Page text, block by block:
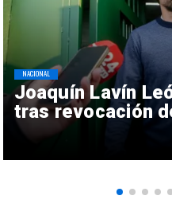
Joaquín Lavín
tras revocación
NACIONAL